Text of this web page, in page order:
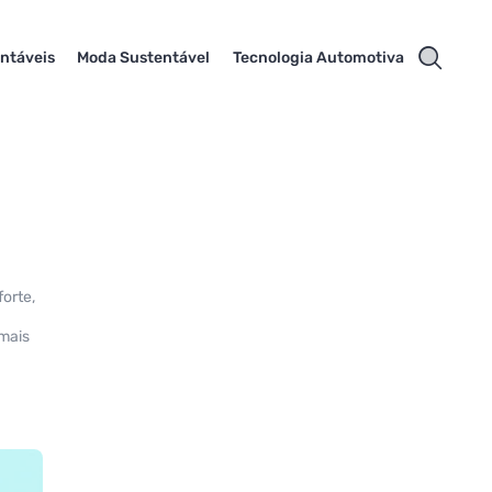
Moda Sustentável Tecnologia Automotiva